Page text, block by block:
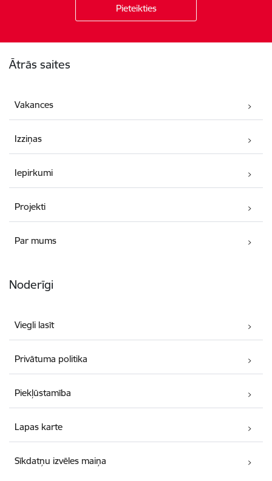
Ātrās saites
Vakances
Izziņas
Iepirkumi
Projekti
Par mums
Noderīgi
Viegli lasīt
Privātuma politika
Piekļūstamība
Lapas karte
Sīkdatņu izvēles maiņa